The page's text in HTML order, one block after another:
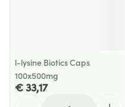
l-lysine Biotics Caps
100x500mg
€ 33,17